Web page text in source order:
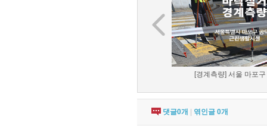
[경계측량] 서울 마포
댓글0개 엮인글 0개